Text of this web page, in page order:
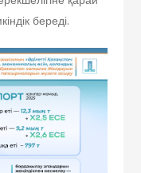
береді.